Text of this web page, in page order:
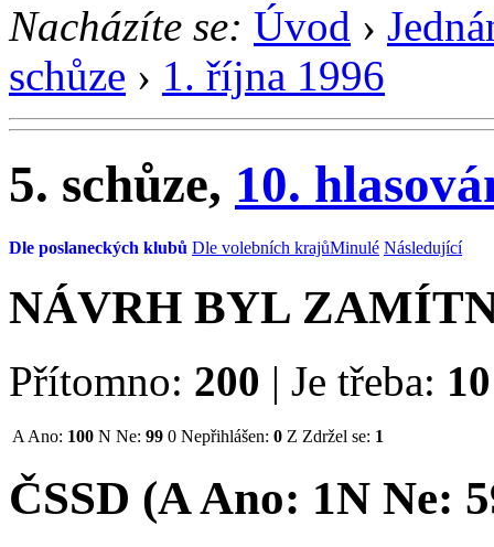
Nacházíte se: Úvod ›
schůze › 1. října 1996
5. schůze, 10.
Dle poslaneckých klubů Dle volebních krajůMinulé Následující
NÁVRH BYL
Přítomno: 200 | Je třeba:
A Ano: 100 N Ne: 99 0 Nepřihlášen: 0 Z Zdržel se: 1
ČSSD (AAno: 1N Ne: